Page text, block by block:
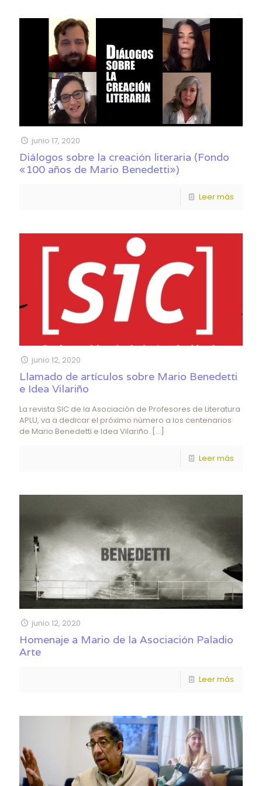
junio 17, 2020
Diálogos sobre la creación literaria (Fondo
«100 años de Mario Benedetti»)
Leer más
junio 12, 2020
Llamado de artículos sobre Mario Benedetti
e Idea Vilariño
La revista SIC de la Asociación de Profesores de Literatura
APLU, va a dedicar el próximo número a los centenarios
de Mario Benedetti e Idea Vilariño. […]
Leer más
junio 12, 2020
Homenaje a Mario de la Asociación Paladio
Arte
Leer más